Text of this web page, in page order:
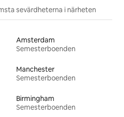
sevärdheterna i närheten
Amsterdam
Semesterboenden
Manchester
Semesterboenden
Birmingham
Semesterboenden